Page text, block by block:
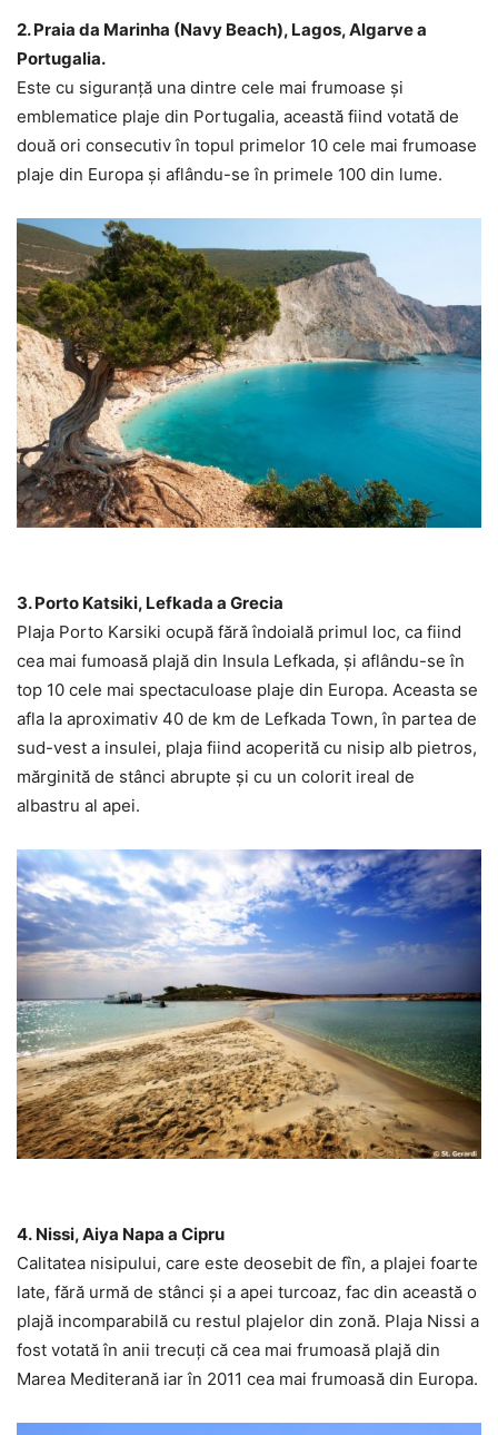
2. Praia da Marinha (Navy Beach), Lagos, Algarve a
Portugalia.
Este cu siguranță una dintre cele mai frumoase și
emblematice plaje din Portugalia, această fiind votată de
două ori consecutiv în topul primelor 10 cele mai frumoase
plaje din Europa și aflându-se în primele 100 din lume.
3. Porto Katsiki, Lefkada a Grecia
Plaja Porto Karsiki ocupă fără îndoială primul loc, ca fiind
cea mai fumoasă plajă din Insula Lefkada, și aflându-se în
top 10 cele mai spectaculoase plaje din Europa. Aceasta se
afla la aproximativ 40 de km de Lefkada Town, în partea de
sud-vest a insulei, plaja fiind acoperită cu nisip alb pietros,
mărginită de stânci abrupte și cu un colorit ireal de
albastru al apei.
4. Nissi, Aiya Napa a Cipru
Calitatea nisipului, care este deosebit de fîn, a plajei foarte
late, fără urmă de stânci și a apei turcoaz, fac din această o
plajă incomparabilă cu restul plajelor din zonă. Plaja Nissi a
fost votată în anii trecuți că cea mai frumoasă plajă din
Marea Mediterană iar în 2011 cea mai frumoasă din Europa.